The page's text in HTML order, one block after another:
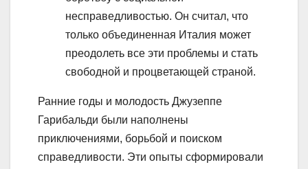
несправедливостью. Он считал, что
только объединенная Италия может
преодолеть все эти проблемы и стать
свободной и процветающей страной.
Ранние годы и молодость Джузеппе
Гарибальди были наполнены
приключениями, борьбой и поиском
справедливости. Эти опыты сформировали